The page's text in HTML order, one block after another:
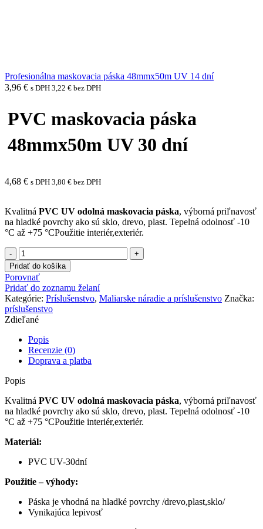
Profesionálna maskovacia páska 48mmx50m UV 14 dní
3,96 € s DPH 3,22 € bez DPH
PVC maskovacia páska
48mmx50m UV 30 dní
4,68 € s DPH 3,80 € bez DPH
Kvalitná PVC UV odolná maskovacia páska, výborná priľnavosť
na hladké povrchy ako sú sklo, drevo, plast. Tepelná odolnosť -10
°C až +75 °CPoužitie interiér,exteriér.
množstvo
PVC
maskovacia
páska
48mmx50m
UV
30
dní
Pridať do košíka
Porovnať
Pridať do zoznamu želaní
Kategórie: Príslušenstvo, Maliarske náradie a príslušenstvo Značka:
príslušenstvo
Zdieľané
Popis
Recenzie (0)
Doprava a platba
Popis
Kvalitná PVC UV odolná maskovacia páska, výborná priľnavosť
na hladké povrchy ako sú sklo, drevo, plast. Tepelná odolnosť -10
°C až +75 °CPoužitie interiér,exteriér.
Materiál:
PVC UV-30dní
Použitie – výhody:
Páska je vhodná na hladké povrchy /drevo,plast,sklo/
Vynikajúca lepivosť